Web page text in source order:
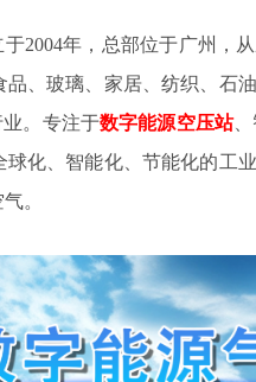
于2004年，总部位于广州，
、玻璃、家居、纺织、石
。专注于数字能源空压站、
化、智能化、节能化的工
。